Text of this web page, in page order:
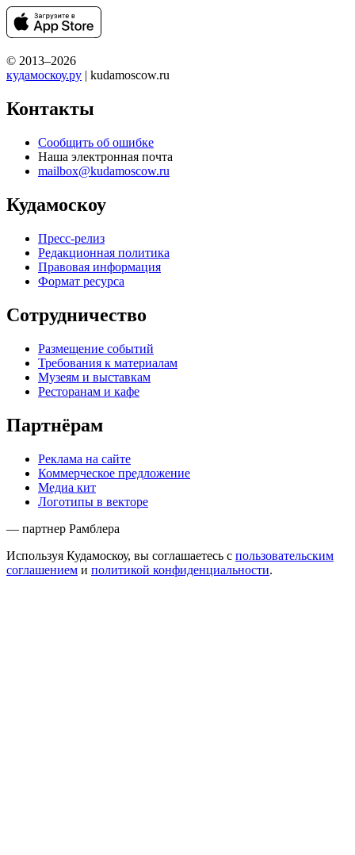
© 2013–2026
кудамоскоу.ру | kudamoscow.ru
Контакты
Сообщить об ошибке
Наша электронная почта
mailbox@kudamoscow.ru
Кудамоскоу
Пресс-релиз
Редакционная политика
Правовая информация
Формат ресурса
Сотрудничество
Размещение событий
Требования к материалам
Музеям и выставкам
Ресторанам и кафе
Партнёрам
Реклама на сайте
Коммерческое предложение
Медиа кит
Логотипы в векторе
— партнер Рамблера
Используя Кудамоскоу, вы соглашаетесь с пользовательским
соглашением и политикой конфиденциальности.